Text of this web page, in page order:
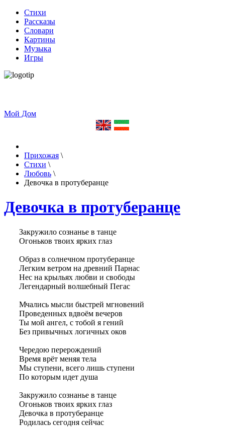
Стихи
Рассказы
Словари
Картины
Музыка
Игры
Мой Дом
Прихожая \
Стихи \
Любовь \
Девочка в протуберанце
Девочка в протуберанце
Закружило сознанье в танце
Огоньков твоих ярких глаз
Образ в солнечном протуберанце
Легким ветром на древний Парнас
Нес на крыльях любви и свободы
Легендарный волшебный Пегас
Мчались мысли быстрей мгновений
Проведенных вдвоём вечеров
Ты мой ангел, с тобой я гений
Без привычных логичных оков
Чередою перерождений
Время врёт меняя тела
Мы ступени, всего лишь ступени
По которым идет душа
Закружило сознанье в танце
Огоньков твоих ярких глаз
Девочка в протуберанце
Родилась сегодня сейчас